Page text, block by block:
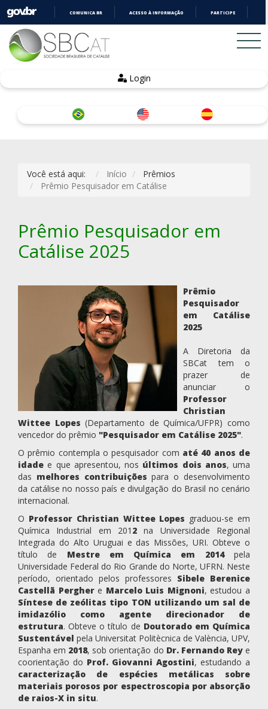
COMUNICA BR ACESSO À INFORMAÇÃO PARTICIPE
Login
Você está aqui: Início
Prêmios
Prêmio Pesquisador em Catálise
Prêmio Pesquisador em
Catálise 2025
Prêmio
Pesquisador
em Catálise
2025
A Diretoria da
SBCat tem o
prazer de
anunciar o
Professor
Christian
Wittee Lopes (Departamento de Química/UFPR) como
vencedor do prêmio "Pesquisador em Catálise 2025".
O prêmio contempla o pesquisador com até 40 anos de
idade e que apresentou, nos últimos dois anos, uma
das melhores contribuições para o desenvolvimento
da catálise no nosso país e divulgação do Brasil no cenário
internacional.
O Professor Christian Wittee Lopes graduou-se em
Química Industrial em 201 2 na Universidade Regional
Integrada do Alto Uruguai e das Missões, URI. Obteve o
título de Mestre em Química em 2014pela
Universidade Federal do Rio Grande do Norte, UFRN. Neste
período, orientado pelos professores Sibele Berenice
Castellã Perghere Marcelo Luis Mignoni, estudou a
Síntese de zeólitas tipo TON utilizando um sal de
imidazólio como agente direcionador de
estrutura. Obteve o título de Doutorado em Química
Sustentável pela Universitat Politècnica de València, UPV,
Espanha em 2018, sob orientação do Dr. Fernando Reye
coorientação do Prof. Giovanni Agostini, estudando a
caracterização de espécies metálicas sobre
materiais porosos por espectroscopia por absorção
de raios-X in situ.